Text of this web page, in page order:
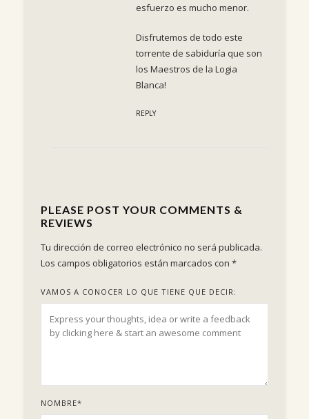
esfuerzo es mucho menor.
Disfrutemos de todo este
torrente de sabiduría que son
los Maestros de la Logia
Blanca!
REPLY
PLEASE POST YOUR COMMENTS &
REVIEWS
Tu dirección de correo electrónico no será publicada.
Los campos obligatorios están marcados con *
VAMOS A CONOCER LO QUE TIENE QUE DECIR:
NOMBRE*